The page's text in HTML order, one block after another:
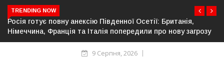
TRENDING NOW
Естонія посилює кордон із Росією: облаштовано ще 26 км
прикордонної інфраструктури
9 Серпня, 2026